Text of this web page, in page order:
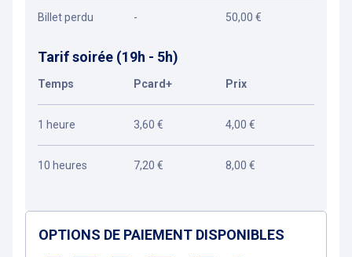
Billet perdu - 50,00 €
Tarif soirée (19h - 5h)
Temps Pcard+ Prix
1 heure 3,60 € 4,00 €
10 heures 7,20 € 8,00 €
OPTIONS DE PAIEMENT DISPONIBLES